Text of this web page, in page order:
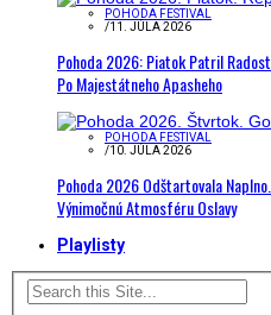
POHODA FESTIVAL
/11. JÚLA 2026
Pohoda 2026: Piatok Patril
Po Majestátneho Apasheho
POHODA FESTIVAL
/10. JÚLA 2026
Pohoda 2026 Odštartovala
Výnimočnú Atmosféru Oslavy
Playlisty